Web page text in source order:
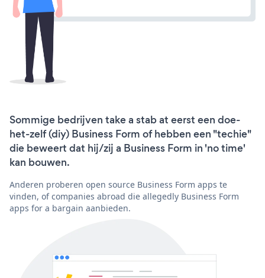
Sommige bedrijven take a stab at eerst een doe-
het-zelf (diy) Business Form of hebben een "techie"
die beweert dat hij/zij a Business Form in 'no time'
kan bouwen.
Anderen proberen open source Business Form apps te
vinden, of companies abroad die allegedly Business Form
apps for a bargain aanbieden.